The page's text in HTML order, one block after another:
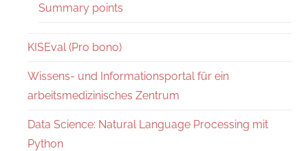
Summary points
KISEval (Pro bono)
Wissens- und Informationsportal für ein
arbeitsmedizinisches Zentrum
Data Science: Natural Language Processing mit
Python